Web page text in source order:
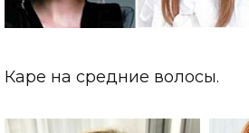
Каре на средние волосы.